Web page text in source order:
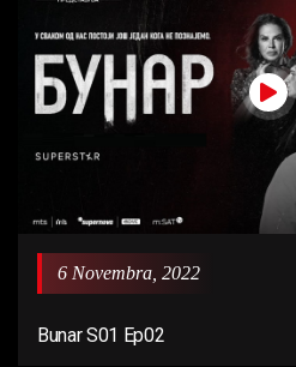
6 Novembra, 2022
Bunar S01 Ep02